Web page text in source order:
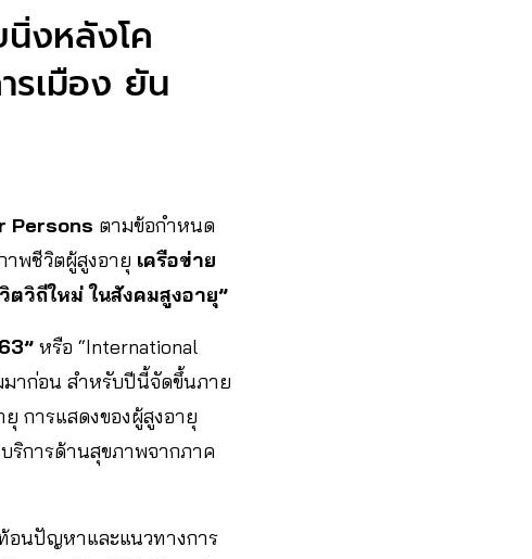
งหลังโค
รเมือง ยัน
Persons ตามข้อกำหนด
าพชีวิตผู้สูงอายุ เครือข่าย
ตวิถีใหม่ ในสังคมสูงอายุ”
หรือ “International
มาก่อน สำหรับปีนี้จัดขึ้นภาย
การแสดงของผู้สูงอายุ
บริการด้านสุขภาพจากภาค
อนปัญหาและแนวทางการ